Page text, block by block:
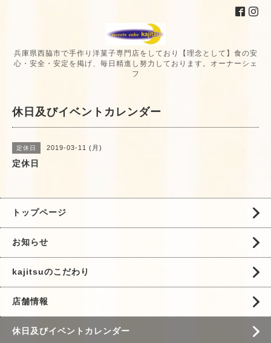
兵庫県西脇市で手作り洋菓子専門店をしており【理念として】食の安
心・安全・安定を掲げ、毎日精進し努力しております。オーナーシェ
フ
休日及びイベントカレンダー
定休日 2019-03-11 (月)
定休日
トップページ
お知らせ
kajitsuのこだわり
店舗情報
休日及びイベントカレンダー